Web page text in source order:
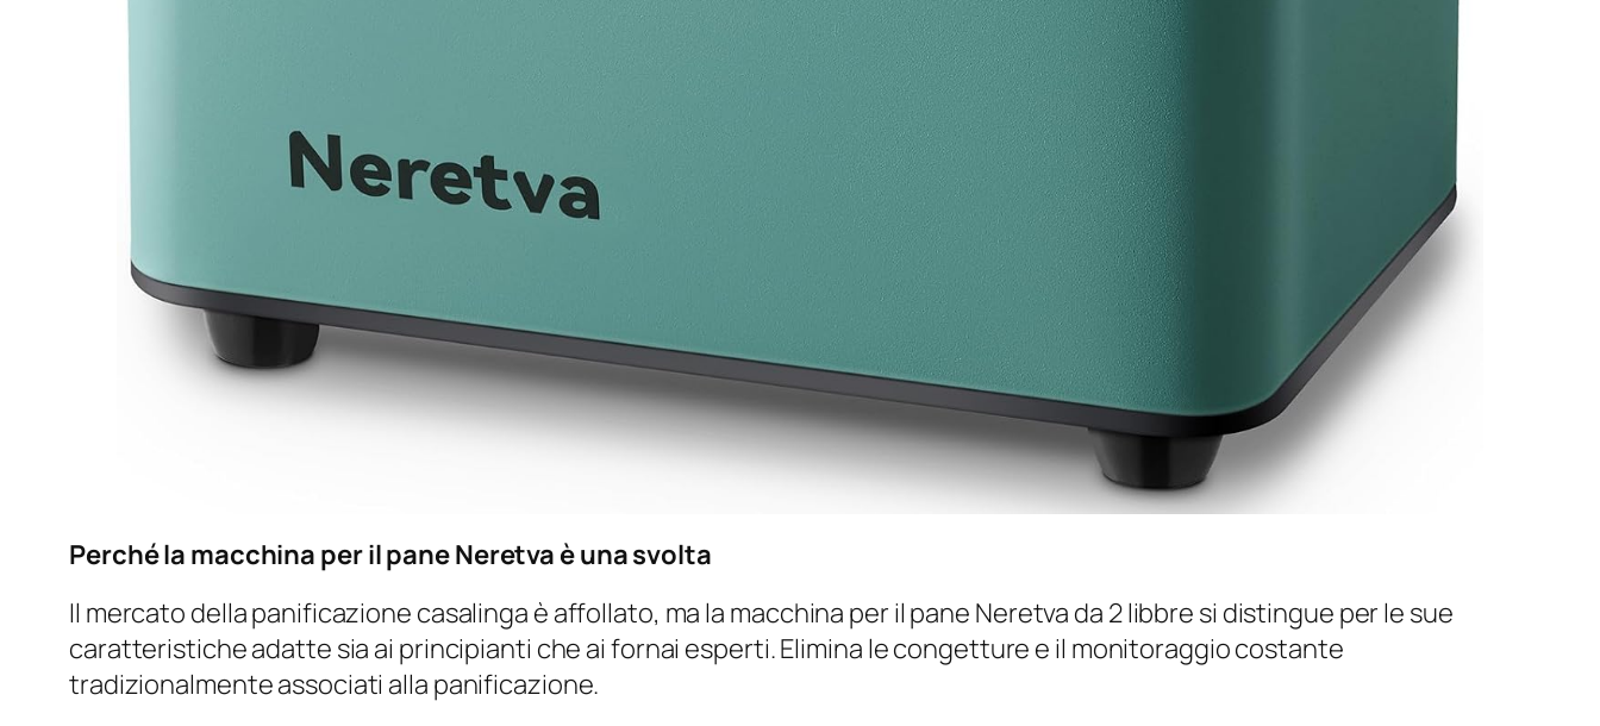
Perché la macchina per il pane Neretva è una svolta
Il mercato della panificazione casalinga è affollato, ma la macchina per il pane Neretva da 2 libbre si distingue per le sue
caratteristiche adatte sia ai principianti che ai fornai esperti. Elimina le congetture e il monitoraggio costante
tradizionalmente associati alla panificazione.